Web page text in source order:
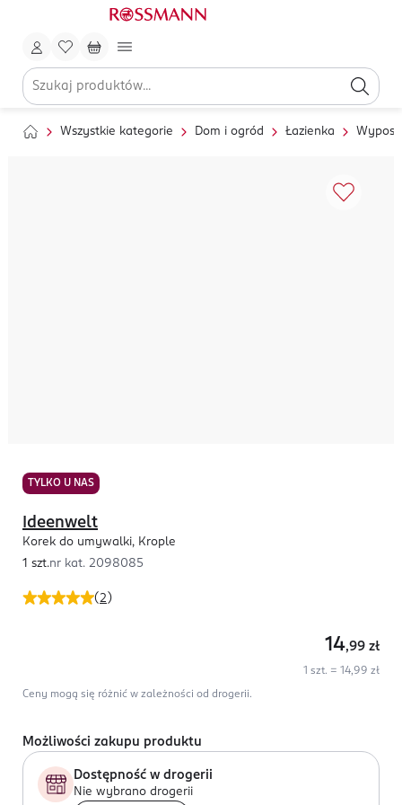
Wszystkie kategorie Dom i ogród Łazienka
TYLKO U NAS
(2 )
Ideenwelt
Korek do umywalki, Krople
1 szt.nr kat. 2098085
14,99 zł
1 szt. = 14,99 zł
Ceny mogą się różnić w zależności od drogerii.
Możliwości zakupu produktu
Dostępność w drogerii
Nie wybrano drogerii